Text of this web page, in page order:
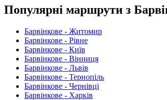
Популярні маршрути з
Барвінкове - Житомир
Барвінкове - Рівне
Барвінкове - Київ
Барвінкове - Вінниця
Барвінкове - Львів
Барвінкове - Тернопіль
Барвінкове - Чернівці
Барвінкове - Харків